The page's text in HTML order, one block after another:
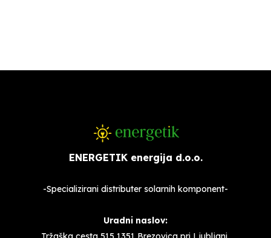
ENERGETIK energija d.o.o.
-Specializirani distributer solarnih komponent-
Uradni naslov: